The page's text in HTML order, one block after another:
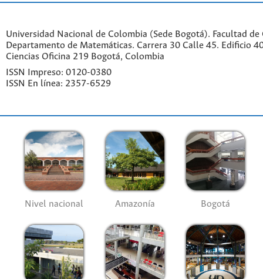
Universidad Nacional de Colombia (Sede Bogotá). Facultad de
Departamento de Matemáticas. Carrera 30 Calle 45. Edificio
Ciencias Oficina 219 Bogotá, Colombia
ISSN Impreso: 0120-0380
ISSN En línea: 2357-6529
Nivel nacional Amazonía Bogotá